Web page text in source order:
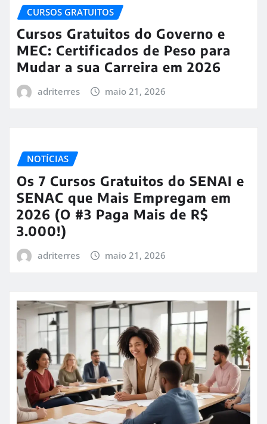
CURSOS GRATUITOS
Cursos Gratuitos do Governo e
MEC: Certificados de Peso para
Mudar a sua Carreira em 2026
adriterres maio 21, 2026
NOTÍCIAS
Os 7 Cursos Gratuitos do SENAI e
SENAC que Mais Empregam em
2026 (O #3 Paga Mais de R$
3.000!)
adriterres maio 21, 2026